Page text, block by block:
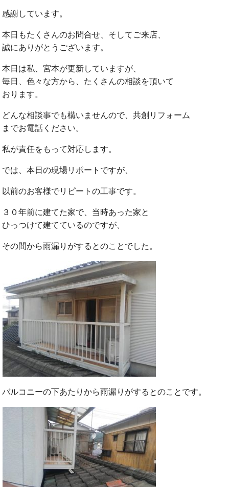
感謝しています。
本日もたくさんのお問合せ、そしてご来店、
誠にありがとうございます。
本日は私、宮本が更新していますが、
毎日、色々な方から、たくさんの相談を頂いて
おります。
どんな相談事でも構いませんので、共創リフォーム
までお電話ください。
私が責任をもって対応します。
では、本日の現場リポートですが、
以前のお客様でリピートの工事です。
３０年前に建てた家で、当時あった家と
ひっつけて建てているのですが、
その間から雨漏りがするとのことでした。
バルコニーの下あたりから雨漏りがするとのことです。